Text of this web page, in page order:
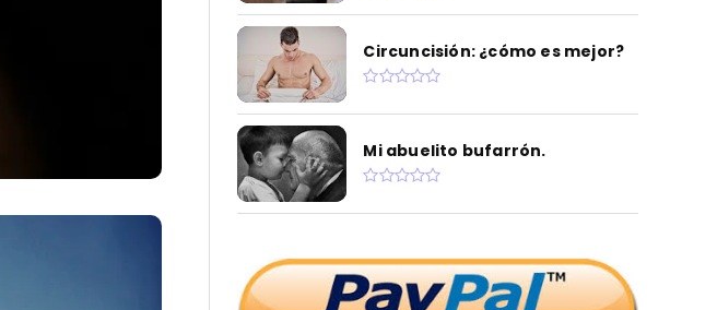
Circuncisión: ¿cómo es mejor?
Mi abuelito bufarrón.